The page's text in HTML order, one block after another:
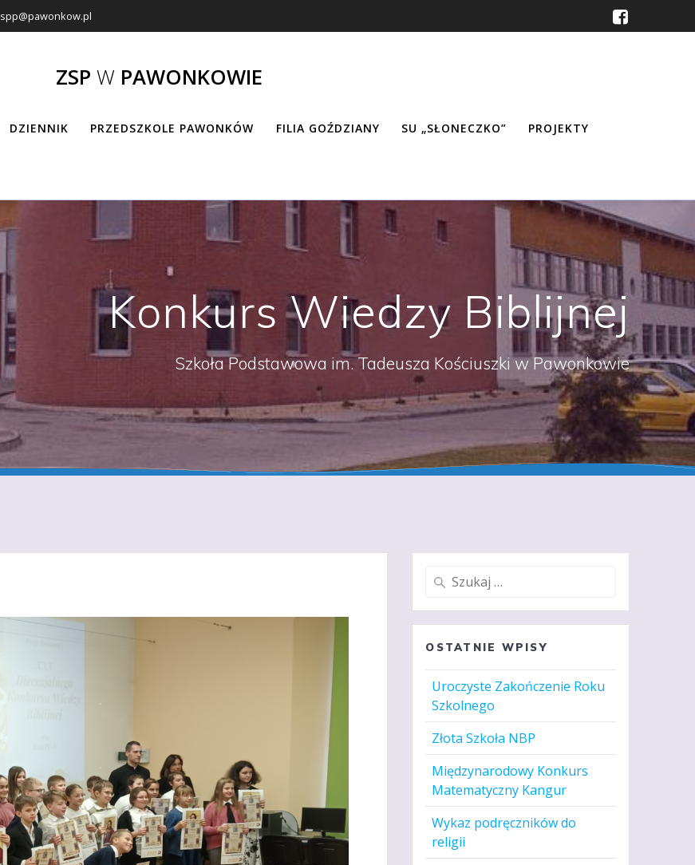
spp@pawonkow.pl
ZSP W PAWONKOWIE
DZIENNIK PRZEDSZKOLE PAWONKÓW FILIA GOŹDZIANY SU „SŁONECZKO” PROJEKTY
Konkurs Wiedzy Biblijnej
Szkoła Podstawowa im. Tadeusza Kościuszki w Pawonkowie
Szukaj:
OSTATNIE WPISY
Uroczyste Zakończenie Roku
Szkolnego
Złota Szkoła NBP
Międzynarodowy Konkurs
Matematyczny Kangur
Wykaz podręczników do
religii